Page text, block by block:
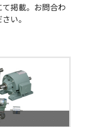
掲載。お問合わ
い。